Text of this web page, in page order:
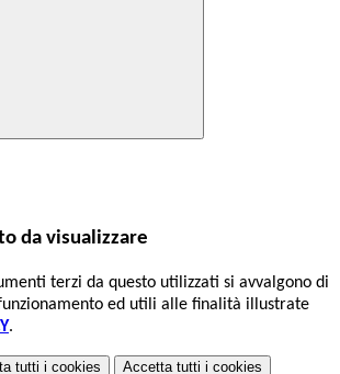
da visualizzare
terzi da questo utilizzati si avvalgono di
ed utili alle finalità illustrate
.
tutti i cookies Accetta tutti i cookies